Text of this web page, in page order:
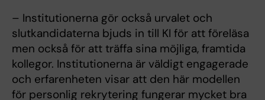
– Institutionerna gör också urvalet och
slutkandidaterna bjuds in till KI för att föreläsa
men också för att träffa sina möjliga, framtida
kollegor. Institutionerna är väldigt engagerade
och erfarenheten visar att den här modellen
för personlig rekrytering fungerar mycket bra